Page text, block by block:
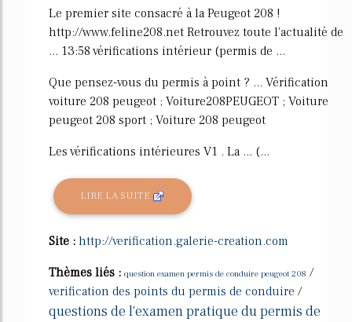
Le premier site consacré à la Peugeot 208 !
http://www.feline208.net Retrouvez toute l'actualité de
... 13:58 vérifications intérieur (permis de ...
Que pensez-vous du permis à point ? ... Vérification
voiture 208 peugeot ; Voiture208PEUGEOT ; Voiture
peugeot 208 sport ; Voiture 208 peugeot
Les vérifications intérieures V1 . La ... (...
LIRE LA SUITE
Site : http://verification.galerie-creation.com
Thèmes liés : question examen permis de conduire peugeot 208 /
verification des points du permis de conduire /
questions de l'examen pratique du permis de